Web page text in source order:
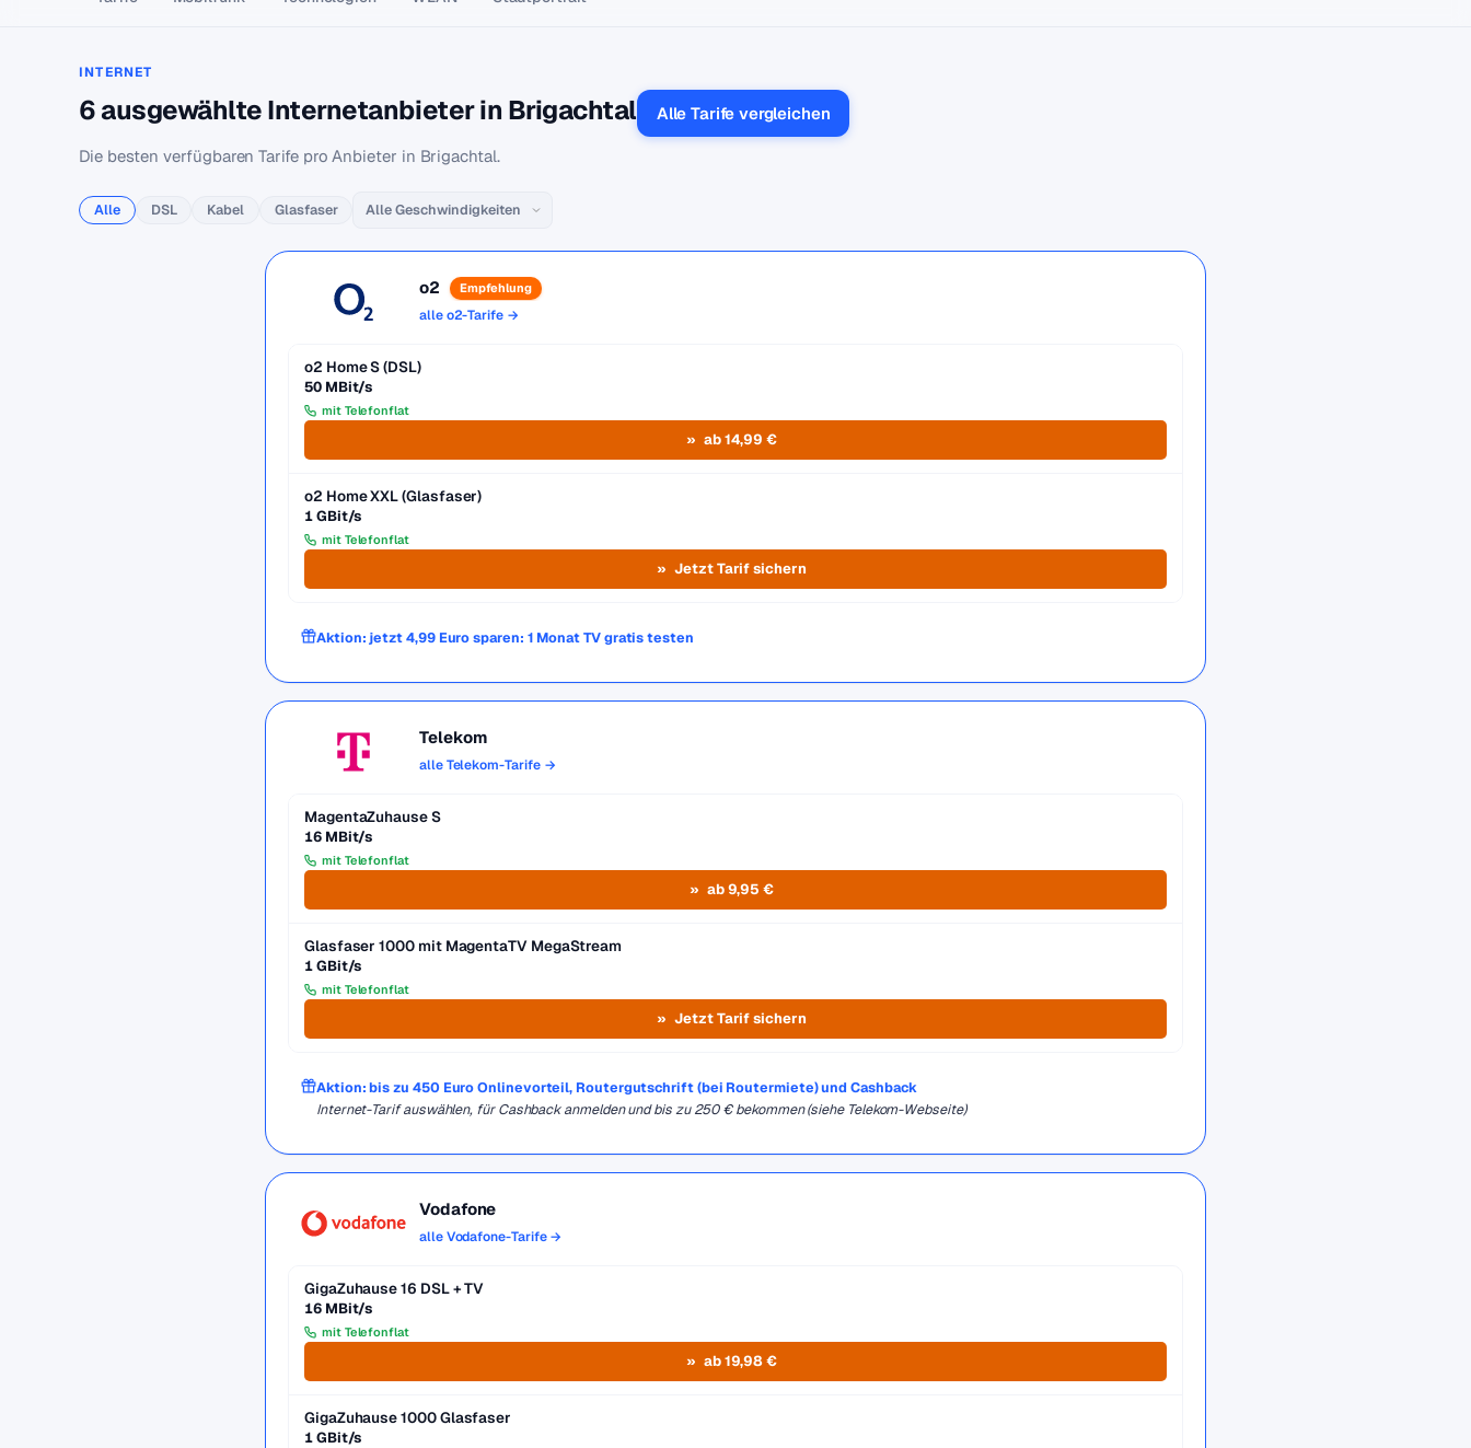
INTERNET
6 ausgewählte Internetanbieter in Brigachtal Alle Tarife vergleichen
Die besten verfügbaren Tarife pro Anbieter in Brigachtal.
Alle DSL Kabel Glasfaser
o2 Empfehlung
alle o2-Tarife →
o2 Home S (DSL)
50 MBit/s
mit Telefonflat
ab 14,99 €
o2 Home XXL (Glasfaser)
1 GBit/s
mit Telefonflat
Jetzt Tarif sichern
Aktion: jetzt 4,99 Euro sparen: 1 Monat TV gratis testen
Telekom
alle Telekom-Tarife →
MagentaZuhause S
16 MBit/s
mit Telefonflat
ab 9,95 €
Glasfaser 1000 mit MagentaTV MegaStream
1 GBit/s
mit Telefonflat
Jetzt Tarif sichern
Aktion: bis zu 450 Euro Onlinevorteil, Routergutschrift (bei Routermiete) und Cashback
Internet-Tarif auswählen, für Cashback anmelden und bis zu 250 € bekommen (siehe Telekom-Webseite)
Vodafone
alle Vodafone-Tarife →
GigaZuhause 16 DSL + TV
16 MBit/s
mit Telefonflat
ab 19,98 €
GigaZuhause 1000 Glasfaser
1 GBit/s